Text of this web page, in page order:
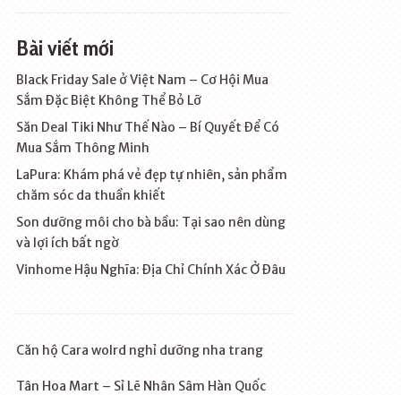
Bài viết mới
Black Friday Sale ở Việt Nam – Cơ Hội Mua
Sắm Đặc Biệt Không Thể Bỏ Lỡ
Săn Deal Tiki Như Thế Nào – Bí Quyết Để Có
Mua Sắm Thông Minh
LaPura: Khám phá vẻ đẹp tự nhiên, sản phẩm
chăm sóc da thuần khiết
Son dưỡng môi cho bà bầu: Tại sao nên dùng
và lợi ích bất ngờ
Vinhome Hậu Nghĩa: Địa Chỉ Chính Xác Ở Đâu
Căn hộ Cara wolrd nghỉ dưỡng nha trang
Tân Hoa Mart – Sỉ Lẽ Nhân Sâm Hàn Quốc